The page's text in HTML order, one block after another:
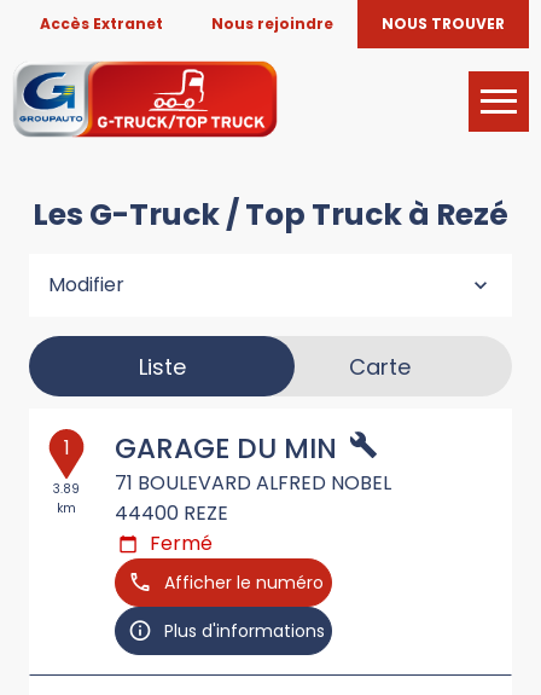
Accès Extranet Nous rejoindre NOUS TROUVER
Les G-Truck / Top Truck à Rezé
Modifier
Liste Carte
1
3.89
km
GARAGE DU MIN
71 BOULEVARD ALFRED NOBEL
44400 REZE
Fermé
Afficher le numéro
Plus d'informations